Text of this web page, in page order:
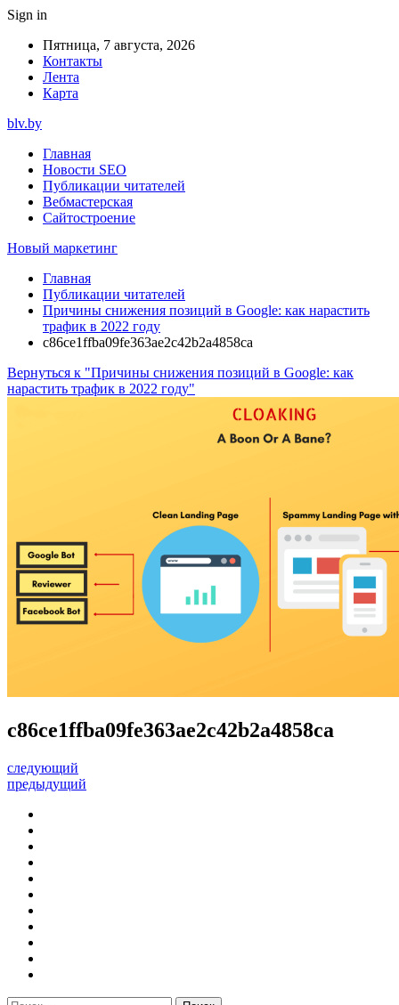
Sign in
Пятница, 7 августа, 2026
Контакты
Лента
Карта
blv.by
Главная
Новости SEO
Публикации читателей
Вебмастерская
Сайтостроение
Новый маркетинг
Главная
Публикации читателей
Причины снижения позиций в Google: как нарастить
трафик в 2022 году
c86ce1ffba09fe363ae2c42b2a4858ca
Вернуться к "Причины снижения позиций в Google: как
нарастить трафик в 2022 году"
c86ce1ffba09fe363ae2c42b2a4858ca
следующий
предыдущий